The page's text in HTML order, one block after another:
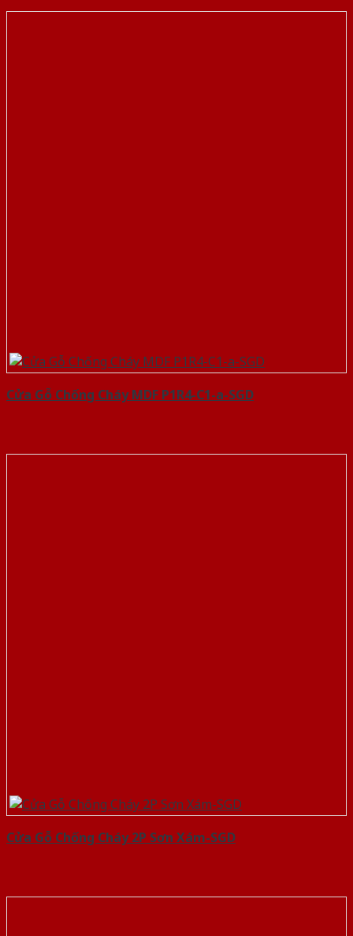
Cửa Gỗ Chống Cháy MDF P1R4-C1-a-SGD
Cửa Gỗ Chống Cháy 2P Sơn Xám-SGD